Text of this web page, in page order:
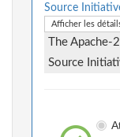
Source
Afficher les
The
Source